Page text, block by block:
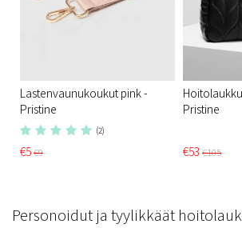
Lastenvaunukoukut pink -
Pristine​
(2)
€5€9
Pristine​
€53 €105
Personoidut ja tyylikkäät